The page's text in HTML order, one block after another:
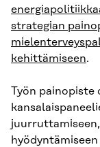
strategian
kehittämiseen.
Työn painopiste